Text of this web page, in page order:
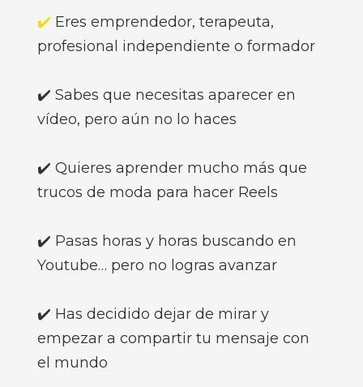
✔️ Eres emprendedor, terapeuta,
profesional independiente o formador
✔️ Sabes que necesitas aparecer en
vídeo, pero aún no lo haces
✔️ Quieres aprender mucho más que
trucos de moda para hacer Reels
✔️ Pasas horas y horas buscando en
Youtube… pero no logras avanzar
✔️ Has decidido dejar de mirar y
empezar a compartir tu mensaje con
el mundo